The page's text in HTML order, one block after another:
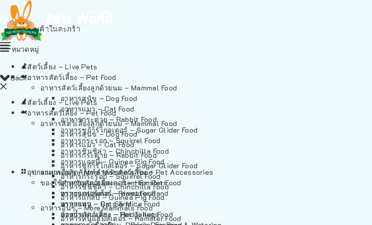
ไม่มีสินค้าในตะกร้า
Back
สัตว์เลี้ยง – Live Pets
อาหารสัตว์เลี้ยง – Pet Food
อาหารสัตว์เลี้ยงลูกด้วยนม – Mammal Food
อาหารสุนัข – Dog Food
อาหารแมว – Cat Food
อาหารกระต่าย – Rabbit Food
อาหารชูก้าร์ไกลเดอร์ – Sugar Glider Food
อาหารกระรอก – Squirrel Food
อาหารชินชิล่า – Chinchilla Food
อาหารแกสบี้ – Guinea Pig Food
อาหารอื่นๆ – More Mammals Food
อาหารหนูแฮมสเตอร์ – Hamster Food
หมวดหมู่
สัตว์เลี้ยง – Live Pets
อาหารสัตว์เลี้ยง – Pet Food
อาหารสัตว์เลี้ยงลูกด้วยนม – Mammal Food
อาหารสุนัข – Dog Food
อาหารแมว – Cat Food
อาหารกระต่าย – Rabbit Food
อาหารชูก้าร์ไกลเดอร์ – Sugar Glider Food
อาหารกระรอก – Squirrel Food
อาหารชินชิล่า – Chinchilla Food
อาหารแกสบี้ – Guinea Pig Food
อาหารอื่นๆ – More Mammals Food
อาหารหนูแฮมสเตอร์ – Hamster Food
อาหารเฟอร์เร็ต – Ferret Food
อาหารหนู – Rats & Mice Food
อาหารเม่นแคระ – Hedgehog Food
อุปกรณและผลิตภัณฑ์สำหรับสัตว์เลี้ยง – Pet Accessories
ของใช้สำหรับสัตว์เลี้ยง – Item For Pets
ทรายแฮมสเตอร์ – Hamster Sand
ทรายแมว – Cat Sand
ห้องน้ำสัตว์เลี้ยง – Pet Toilets